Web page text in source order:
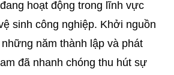
hoạt động trong lĩnh vực
sinh công nghiệp. Khởi nguồn
năm thành lập và phát
đã nhanh chóng thu hút sự